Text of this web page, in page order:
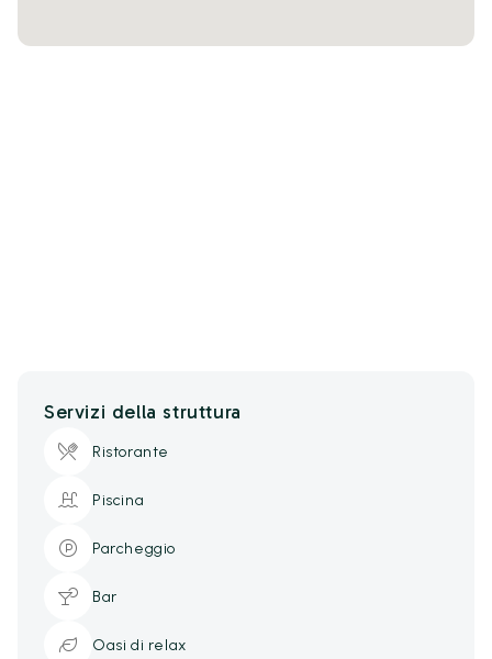
Servizi della struttura
Ristorante
Piscina
Parcheggio
Bar
Oasi di relax